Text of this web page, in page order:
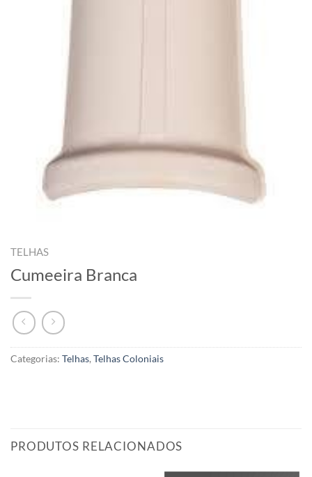
TELHAS
Cumeeira Branca
Categorias: Telhas,Telhas Coloniais
PRODUTOS RELACIONADOS